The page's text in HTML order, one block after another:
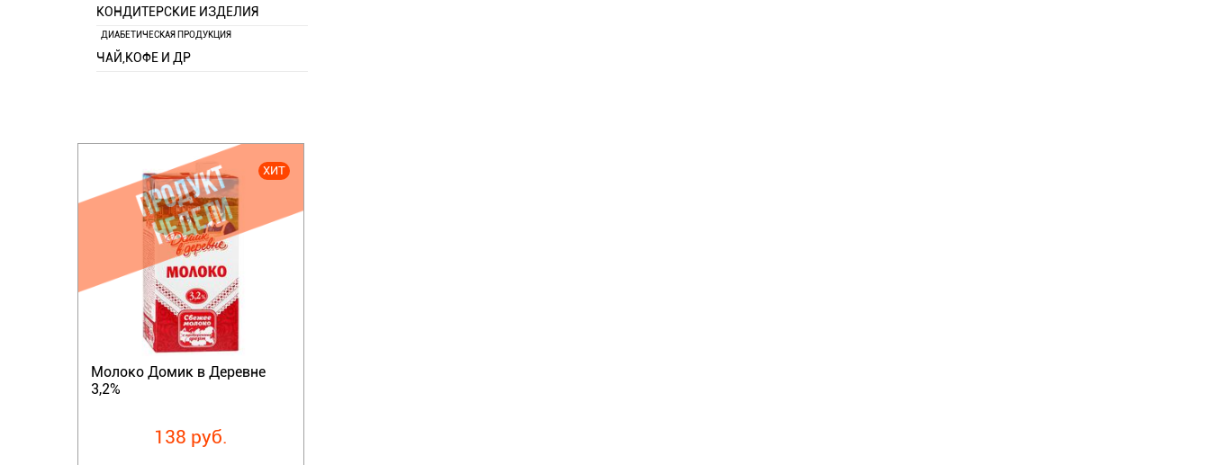
КОНДИТЕРСКИЕ ИЗДЕЛИЯ
ДИАБЕТИЧЕСКАЯ ПРОДУКЦИЯ
ЧАЙ,КОФЕ И ДР
ХИТ
Молоко Домик в Деревне
3,2%
138 руб.